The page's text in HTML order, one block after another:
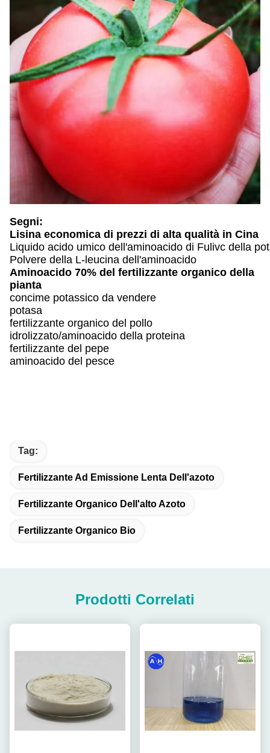
Segni:
Lisina economica di prezzi di alta qualità in Cina
Liquido acido umico dell'aminoacido di Fulivc della
Polvere della L-leucina dell'aminoacido
Aminoacido 70% del fertilizzante organico della
pianta
concime potassico da vendere
potasa
fertilizzante organico del pollo
idrolizzato/aminoacido della proteina
fertilizzante del pepe
aminoacido del pesce
Tag:
Fertilizzante Ad Emissione Lenta Dell'azoto
Fertilizzante Organico Dell'alto Azoto
Fertilizzante Organico Bio
Prodotti Correlati